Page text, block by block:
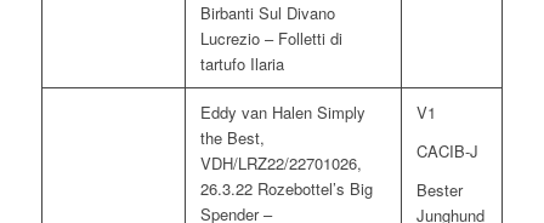
Birbanti Sul Divano
Lucrezio – Folletti di
tartufo Ilaria
Eddy van Halen Simply
the Best,
VDH/LRZ22/22701026,
26.3.22 Rozebottel’s Big
Spender –
V1
CACIB-J
Bester
Junghund